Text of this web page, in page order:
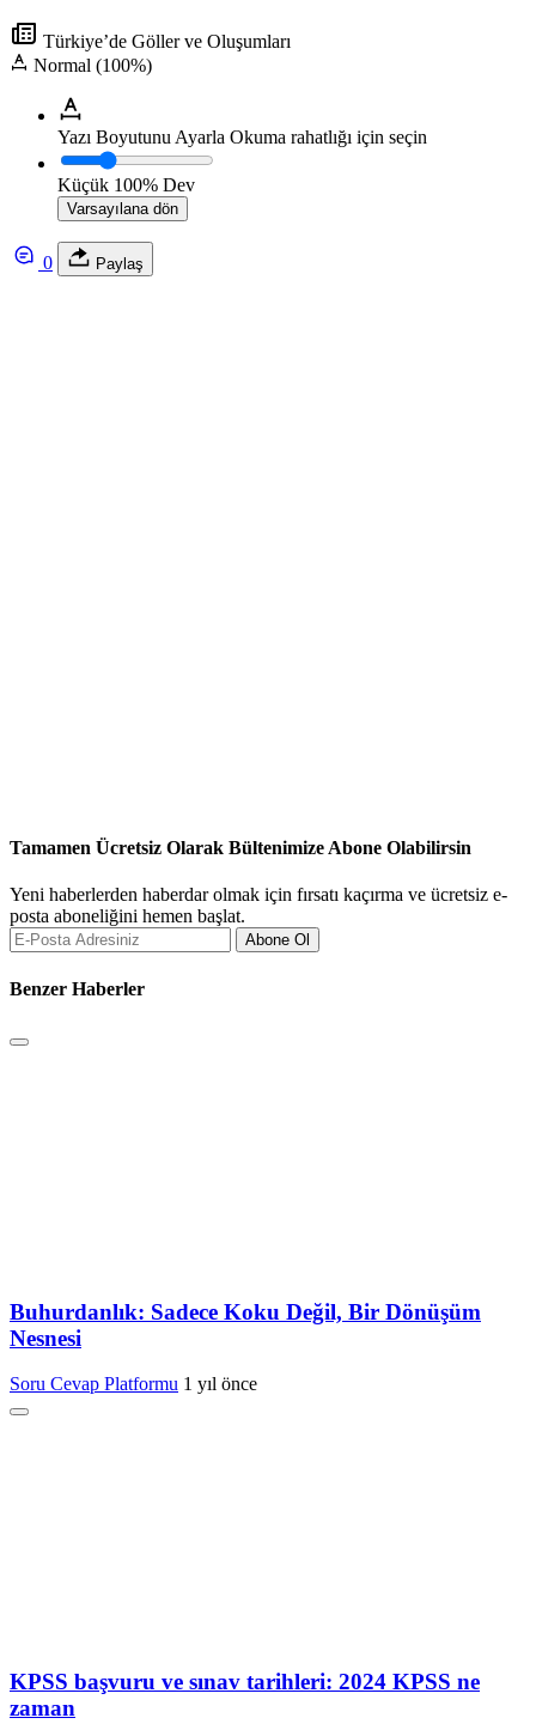
Türkiye’de Göller ve Oluşumları
Normal (100%)
Yazı Boyutunu Ayarla Okuma rahatlığı için seçin
Küçük 100% Dev
Varsayılana dön
0 Paylaş
Tamamen Ücretsiz Olarak Bültenimize Abone Olabilirsin
Yeni haberlerden haberdar olmak için fırsatı kaçırma ve ücretsiz e-
posta aboneliğini hemen başlat.
Abone Ol
Benzer Haberler
Buhurdanlık: Sadece Koku Değil, Bir Dönüşüm
Nesnesi
Soru Cevap Platformu 1 yıl önce
KPSS başvuru ve sınav tarihleri: 2024 KPSS ne
zaman